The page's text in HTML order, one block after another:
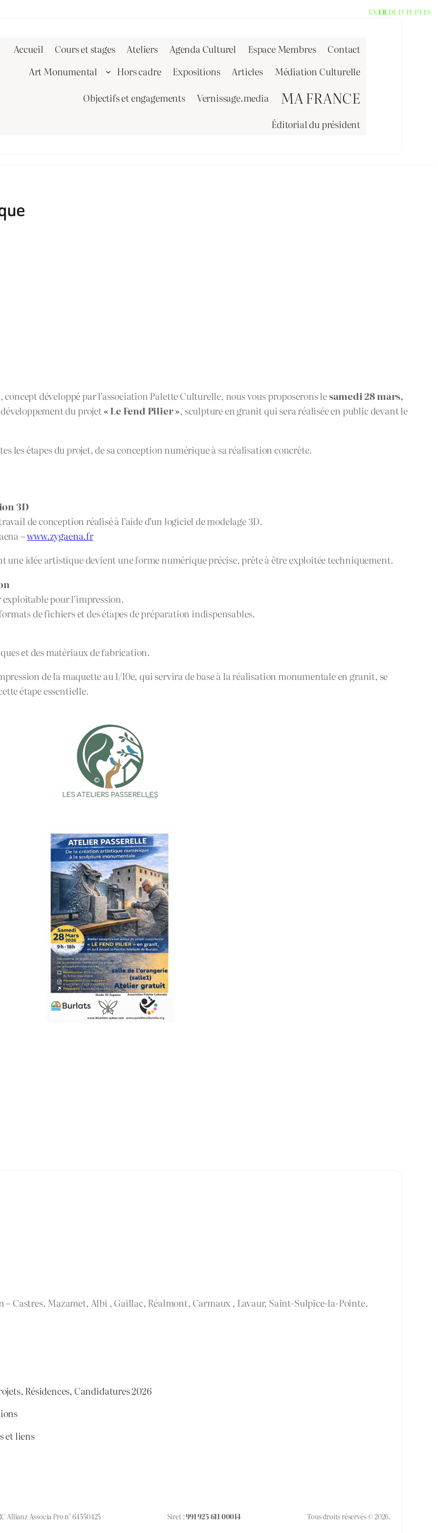
Accueil Cours et stages Ateliers Agenda Culturel Espace Membres
Contact
Art Monumental
Hors cadre Expositions Articles
Médiation Culturelle
Objectifs et engagements
Vernissage.media MA FRANCE
Éditorial du président
, concept développé par l’association Palette Culturelle, nous vous proposerons lesamedi 28 mars,
du projet« Le Fend Pilier », sculpture en granit qui sera réalisée en public devant le
les étapes du projet, de sa conception numérique à sa réalisation concrète.
3D
de conception réalisé à l’aide d’un logiciel de modelage 3D.
–www.zygaena.fr
idée artistique devient une forme numérique précise, prête à être exploitée techniquement.
pour l’impression.
de fichiers et des étapes de préparation indispensables.
et des matériaux de fabrication.
de la maquette au 1/10e, qui servira de base à la réalisation monumentale en granit, se
étape essentielle.
Castres, Mazamet, Albi , Gaillac, Réalmont, Carmaux , Lavaur, Saint-Sulpice-la-Pointe,
Résidences, Candidatures 2026
et liens
Allianz Associa Pro n° 64550425 Siret :991 925 611 00014 Tous droits réservés © 2026.
EN FR DE IT PL PTES